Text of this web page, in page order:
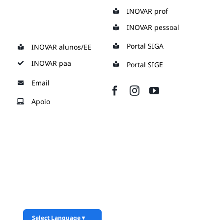
content
INOVAR prof
INOVAR pessoal
INOVAR alunos/EE
INOVAR paa
Portal SIGA
Portal SIGE
Email
Apoio
Select Language▼